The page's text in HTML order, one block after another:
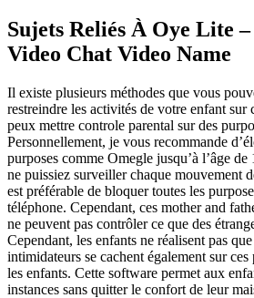
Sujets Reliés À Oye Lite
Video Chat Video Name
Il existe plusieurs méthodes que vous
restreindre les activités de votre enfant sur
peux mettre controle parental sur des
Personnellement, je vous recommande
purposes comme Omegle jusqu’à l’âge
ne puissiez surveiller chaque mouvement
est préférable de bloquer toutes les
téléphone. Cependant, ces mother and
ne peuvent pas contrôler ce que des
Cependant, les enfants ne réalisent pas
intimidateurs se cachent également sur
les enfants. Cette software permet aux
instances sans quitter le confort de leur